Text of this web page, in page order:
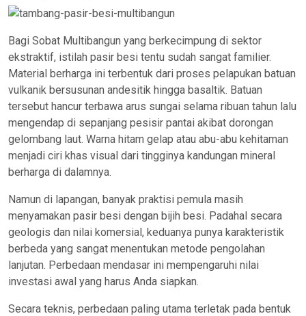
Bagi Sobat Multibangun yang berkecimpung di sektor
ekstraktif, istilah pasir besi tentu sudah sangat familier.
Material berharga ini terbentuk dari proses pelapukan batuan
vulkanik bersusunan andesitik hingga basaltik. Batuan
tersebut hancur terbawa arus sungai selama ribuan tahun lalu
mengendap di sepanjang pesisir pantai akibat dorongan
gelombang laut. Warna hitam gelap atau abu-abu kehitaman
menjadi ciri khas visual dari tingginya kandungan mineral
berharga di dalamnya.
Namun di lapangan, banyak praktisi pemula masih
menyamakan pasir besi dengan bijih besi. Padahal secara
geologis dan nilai komersial, keduanya punya karakteristik
berbeda yang sangat menentukan metode pengolahan
lanjutan. Perbedaan mendasar ini mempengaruhi nilai
investasi awal yang harus Anda siapkan.
Secara teknis, perbedaan paling utama terletak pada bentuk